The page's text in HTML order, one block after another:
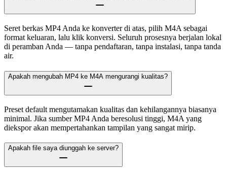
Seret berkas MP4 Anda ke konverter di atas, pilih M4A sebagai
format keluaran, lalu klik konversi. Seluruh prosesnya berjalan lokal
di peramban Anda — tanpa pendaftaran, tanpa instalasi, tanpa tanda
air.
Apakah mengubah MP4 ke M4A mengurangi kualitas?
Preset default mengutamakan kualitas dan kehilangannya biasanya
minimal. Jika sumber MP4 Anda beresolusi tinggi, M4A yang
diekspor akan mempertahankan tampilan yang sangat mirip.
Apakah file saya diunggah ke server?